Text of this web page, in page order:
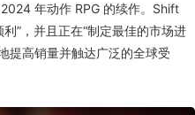
年动作 RPG 的续作。Shift
”，并且正在“制定最佳的市场进
提高销量并触达广泛的全球受